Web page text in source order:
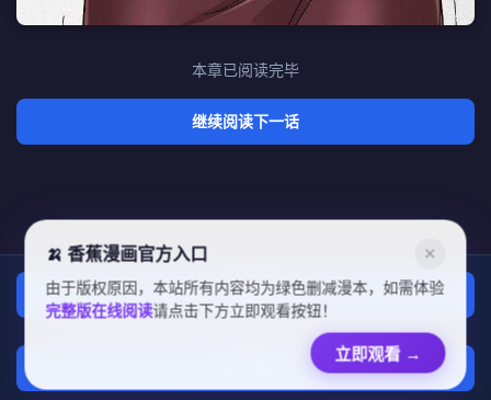
本章已阅读完毕
继续阅读下一话
上一话
🍌 香蕉漫画官方入口 ✕
由于版权原因，本站所有内容均为绿色删减漫本，如需体验
完整版在线阅读请点击下方立即观看按钮！
立即观看